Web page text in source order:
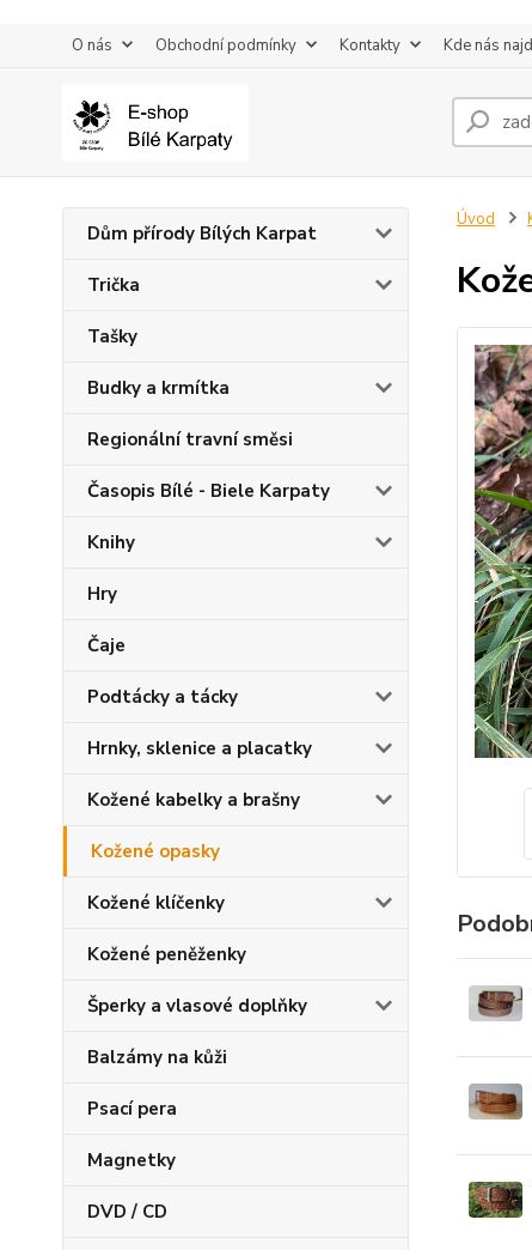
O nás Obchodní podmínky Kontakty Kde nás
Dům přírody Bílých Karpat
Trička
Tašky
Budky a krmítka
Regionální travní směsi
Časopis Bílé - Biele Karpaty
Knihy
Hry
Čaje
Podtácky a tácky
Hrnky, sklenice a placatky
Kožené kabelky a brašny
Kožené opasky
Kožené klíčenky
Kožené peněženky
Šperky a vlasové doplňky
Balzámy na kůži
Psací pera
Magnetky
DVD / CD
Úvod